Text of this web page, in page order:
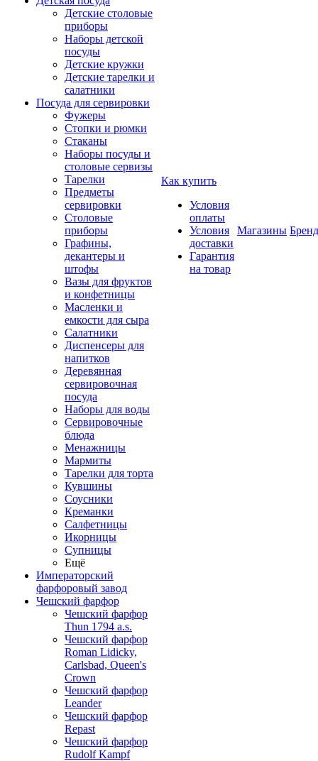
Детские столовые
приборы
Наборы детской
посуды
Детские кружки
Детские тарелки и
салатники
Посуда для сервировки
Фужеры
Стопки и рюмки
Стаканы
Наборы посуды и
столовые сервизы
Тарелки
Предметы
сервировки
Столовые
приборы
Графины,
декантеры и
штофы
Вазы для фруктов
и конфетницы
Масленки и
емкости для сыра
Салатники
Диспенсеры для
напитков
Деревянная
сервировочная
посуда
Наборы для воды
Сервировочные
блюда
Менажницы
Мармиты
Тарелки для торта
Кувшины
Соусники
Креманки
Салфетницы
Икорницы
Супницы
Ещё
Императорский
фарфоровый завод
Чешский фарфор
Чешский фарфор
Thun 1794 a.s.
Чешский фарфор
Roman Lidicky,
Carlsbad, Queen's
Crown
Чешский фарфор
Leander
Чешский фарфор
Repast
Чешский фарфор
Rudolf Kampf
Как купить
Условия
оплаты
Условия
доставки
Гарантия
на товар
Магазины